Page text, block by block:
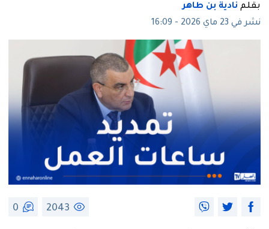
بقلم نادية بن طاهر
نشر في 23 ماي 2026 - 16:09
2043
0